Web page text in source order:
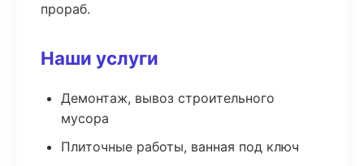
прораб.
Наши услуги
Демонтаж, вывоз строительного
мусора
Плиточные работы, ванная под ключ